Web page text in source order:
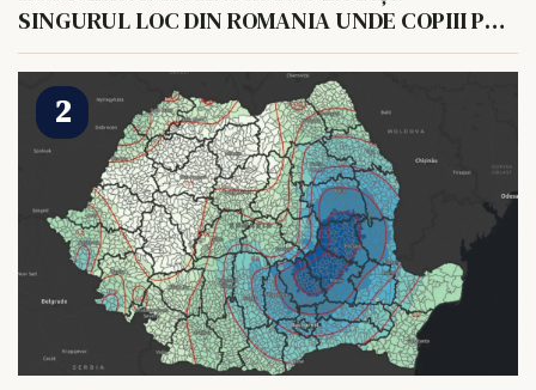
SINGURUL LOC DIN ROMANIA UNDE COPIII POT
HRANI UN ELEFANT